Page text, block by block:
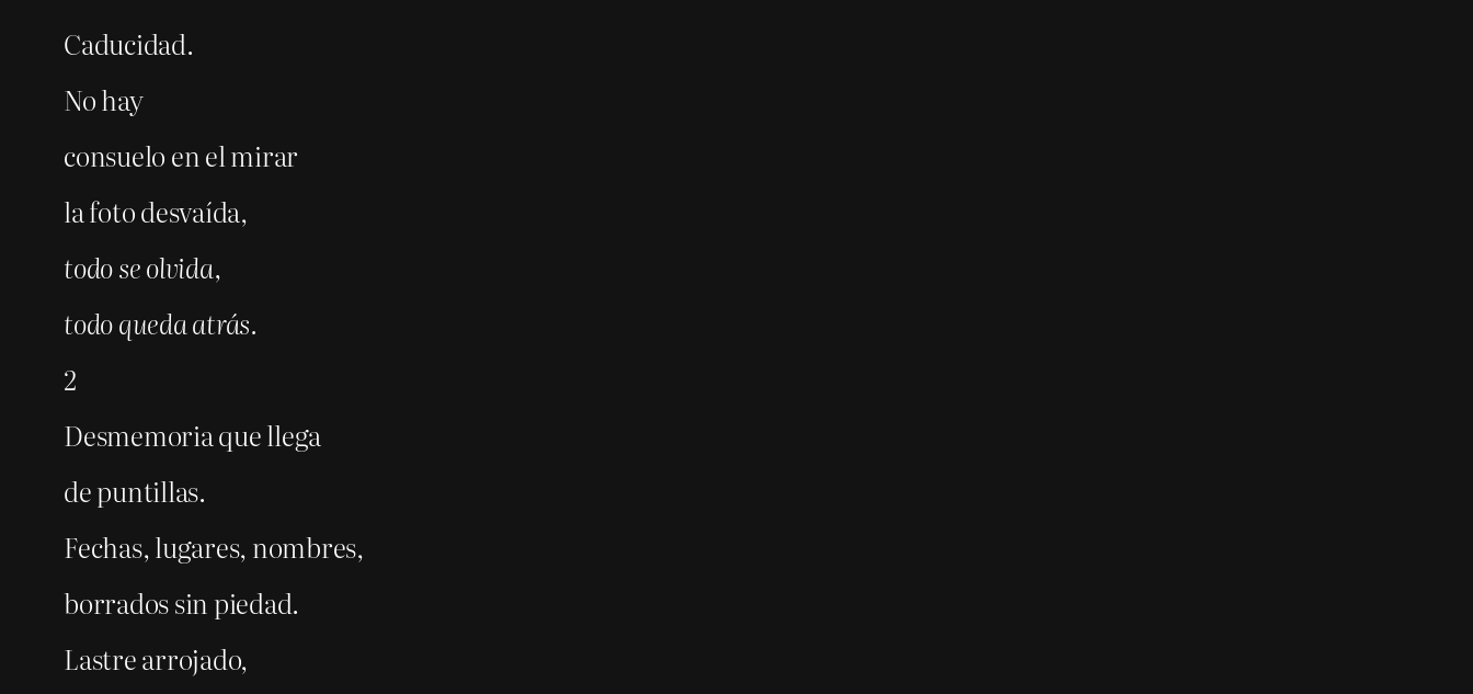
Caducidad.
No hay
consuelo en el mirar
la foto desvaída,
todo se olvida,
todo queda atrás.
2
Desmemoria que llega
de puntillas.
Fechas, lugares, nombres,
borrados sin piedad.
Lastre arrojado,